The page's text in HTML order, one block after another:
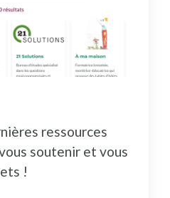
ressources
soutenir et vous
!